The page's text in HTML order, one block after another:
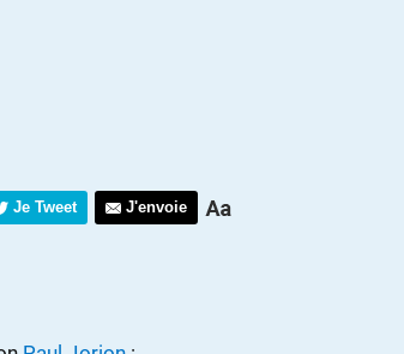
Je Tweet J'envoie